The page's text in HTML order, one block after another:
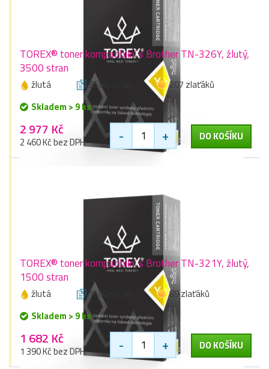
TOREX® toner kompatibilní s Brother TN-326Y, žlutý,
3500 stran
žlutá 3500 stran
207 zlaťáků
Skladem > 9 ks
2 977 Kč
2 460 Kč bez DPH - + DO KOŠÍKU
TOREX® toner kompatibilní s Brother TN-321Y, žlutý,
1500 stran
žlutá 1500 stran
89 zlaťáků
Skladem > 9 ks
1 682 Kč
1 390 Kč bez DPH - + DO KOŠÍKU